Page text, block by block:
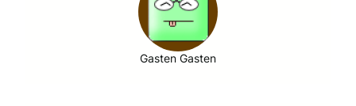
Gasten Gasten